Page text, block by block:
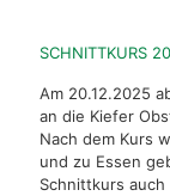
SCHNITTKURS
Am 20.12.2025
an die Kiefer
Nach dem Kurs
und zu Essen
Schnittkurs